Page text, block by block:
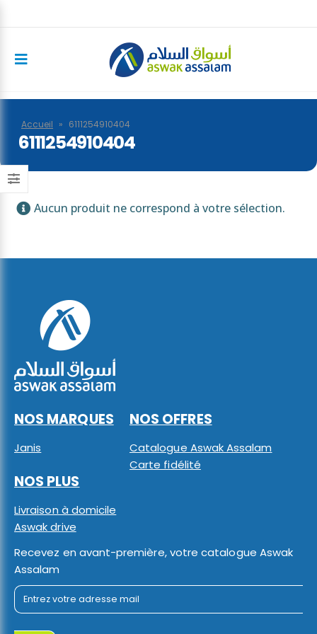
Accueil » 6111254910404
6111254910404
Aucun produit ne correspond à votre sélection.
NOS MARQUES
Janis
NOS OFFRES
Catalogue Aswak Assalam
Carte fidélité
NOS PLUS
Livraison à domicile
Aswak drive
Recevez en avant-première, votre catalogue Aswak
Assalam